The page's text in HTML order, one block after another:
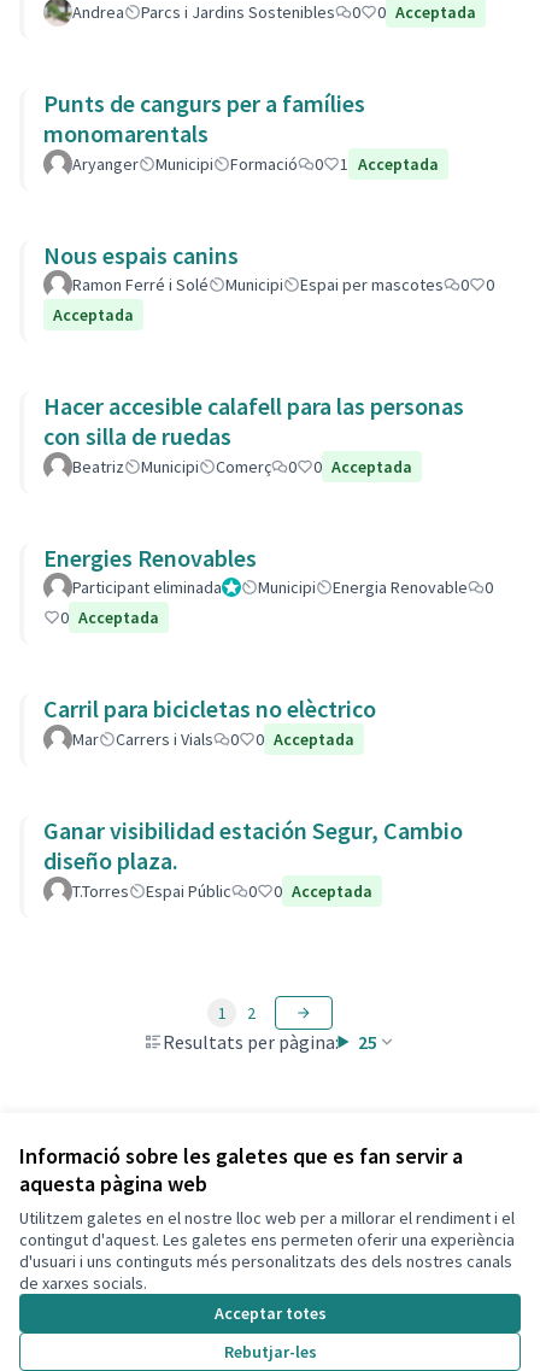
Informació sobre les galetes que es fan servir a
aquesta pàgina web
Utilitzem galetes en el nostre lloc web per a millorar el rendiment i el
contingut d'aquest. Les galetes ens permeten oferir una experiència
d'usuari i uns continguts més personalitzats des dels nostres canals
de xarxes socials.
Acceptar totes
Rebutjar-les
Andrea Parcs i Jardins Sostenibles 0 0 Acceptada
Punts de cangurs per a famílies
monomarentals
Aryanger Municipi Formació 0 1 Acceptada
Nous espais canins
Ramon Ferré i Solé Municipi Espai per mascotes 0
0
Acceptada
Hacer accesible calafell para las personas
con silla de ruedas
Beatriz Municipi Comerç 0 0 Acceptada
Energies Renovables
Participant eliminadaAdministrador
Municipi Energia Renovable
0
0 Acceptada
Carril para bicicletas no elèctrico
Mar Carrers i Vials 0 0 Acceptada
Ganar visibilidad estación Segur, Cambio
diseño plaza.
T.Torres Espai Públic 0 0 Acceptada
Resultats per pàgina: 25
1 2
Veure totes les propostes retirades
Termes i condicions d'ús
Configuració de les galetes
Decidim Calafell a X
(Enllaç extern)
Decidim Calafell a Facebook
Decidim Calafell a YouTube
Decidim Calafell a GitHub
(Enllaç extern)